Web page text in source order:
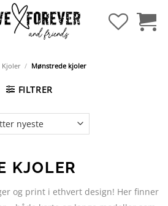
Kjoler / Mønstrede kjoler
FILTRER
KJOLER
og print i ethvert design! Her finner